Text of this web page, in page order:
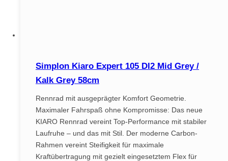
Simplon Kiaro Expert 105 DI2 Mid Grey /
Kalk Grey 58cm
Rennrad mit ausgeprägter Komfort Geometrie.
Maximaler Fahrspaß ohne Kompromisse: Das neue
KIARO Rennrad vereint Top-Performance mit stabiler
Laufruhe – und das mit Stil. Der moderne Carbon-
Rahmen vereint Steifigkeit für maximale
Kraftübertragung mit gezielt eingesetztem Flex für